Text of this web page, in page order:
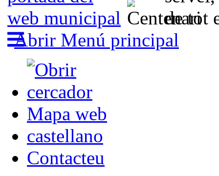
Abrir Menú principal
Mapa web
castellano
Contacteu